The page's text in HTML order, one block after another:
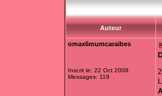
Auteur
omax6mumcaraibes
Inscrit le: 22 Oct 2008
Messages: 119